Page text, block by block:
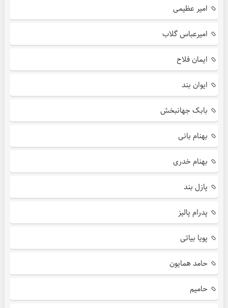
امیر عظیمی
امیرعباس گلاب
ایمان فلاح
ایوان بند
بابک جهانبخش
بهنام بانی
بهنام خدری
پازل بند
پدرام پالیز
پویا بیاتی
حامد همایون
حامیم